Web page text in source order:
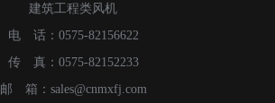
建筑工程类风机
电 话：0575-82156622
传 真：0575-82152233
邮 箱：sales@cnmxfj.com